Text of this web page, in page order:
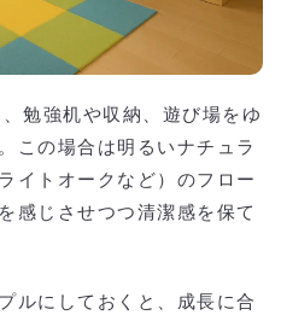
勉強机や収納、遊び場をゆ
この場合は明るいナチュラ
イトオークなど）のフロー
感じさせつつ清潔感を保て
ルにしておくと、成長に合